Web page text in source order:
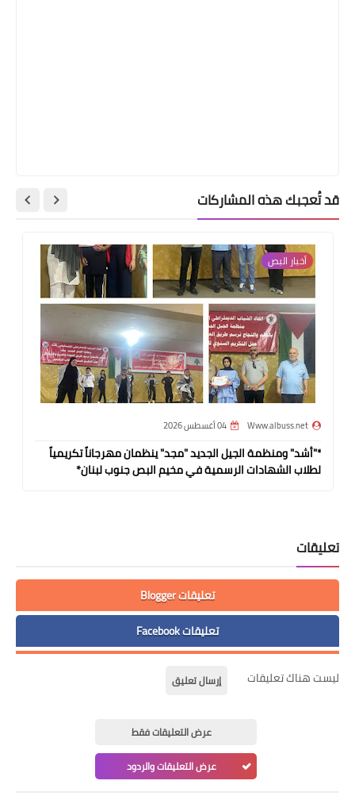
قد تُعجبك هذه المشاركات
أخبار ‏البص
Www.albuss.net 04 أغسطس 2026
*"أشد" ومنظمة الجيل الجديد "مجد" ينظمان مهرجاناً تكريمياً
لطلاب الشهادات الرسمية في مخيم البص جنوب لبنان*
تعليقات
تعليقات Blogger
تعليقات Facebook
ليست هناك تعليقات إرسال تعليق
عرض التعليقات فقط
عرض التعليقات والردود